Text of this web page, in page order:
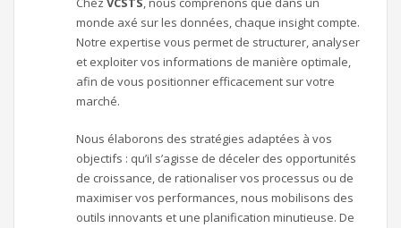
monde axé sur les données, chaque insight compte.
Notre expertise vous permet de structurer, analyser
et exploiter vos informations de manière optimale,
afin de vous positionner efficacement sur votre
marché.
Nous élaborons des stratégies adaptées à vos
objectifs : qu’il s’agisse de déceler des opportunités
de croissance, de rationaliser vos processus ou de
maximiser vos performances, nous mobilisons des
outils innovants et une planification minutieuse. De